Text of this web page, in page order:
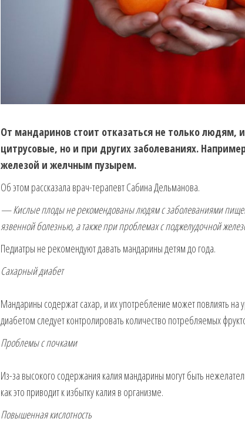
От мандаринов стоит отказаться не только
цитрусовые, но и при других заболеваниях.
железой и желчным пузырем.
Об этом рассказала врач-терапевт Сабина Дельманова.
— Кислые плоды не рекомендованы людям с заболеваниями
язвенной болезнью, а также при проблемах с поджелудочной
Педиатры не рекомендуют давать мандарины детям до года.
Сахарный диабет
Мандарины содержат сахар, и их употребление может повлиять на
диабетом следует контролировать количество потребляемых
Проблемы с почками
Из-за высокого содержания калия мандарины могут быть
как это приводит к избытку калия в организме.
Повышенная кислотность